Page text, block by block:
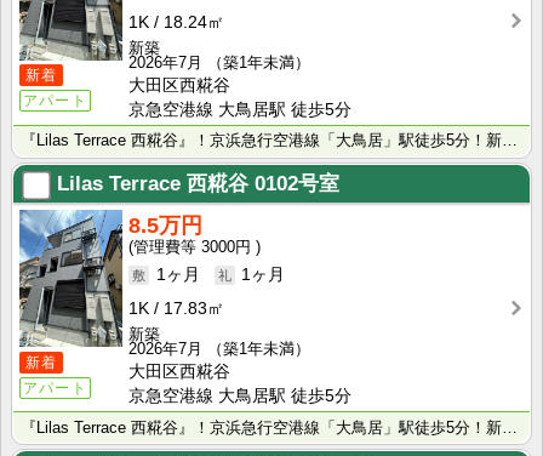
新着
アパート
1K
18.24㎡
新築
2026年7月
（築1年未満）
大田区西糀谷
京急空港線 大鳥居駅 徒歩5分
『Lilas Terrace 西糀谷』！京浜急行空港線「大鳥居」駅徒歩5分！新築賃貸アパート！
Lilas Terrace 西糀谷 0102号室
新着
アパート
8.5万円
3000円
1ヶ月
1ヶ月
1K
17.83㎡
新築
2026年7月
（築1年未満）
大田区西糀谷
京急空港線 大鳥居駅 徒歩5分